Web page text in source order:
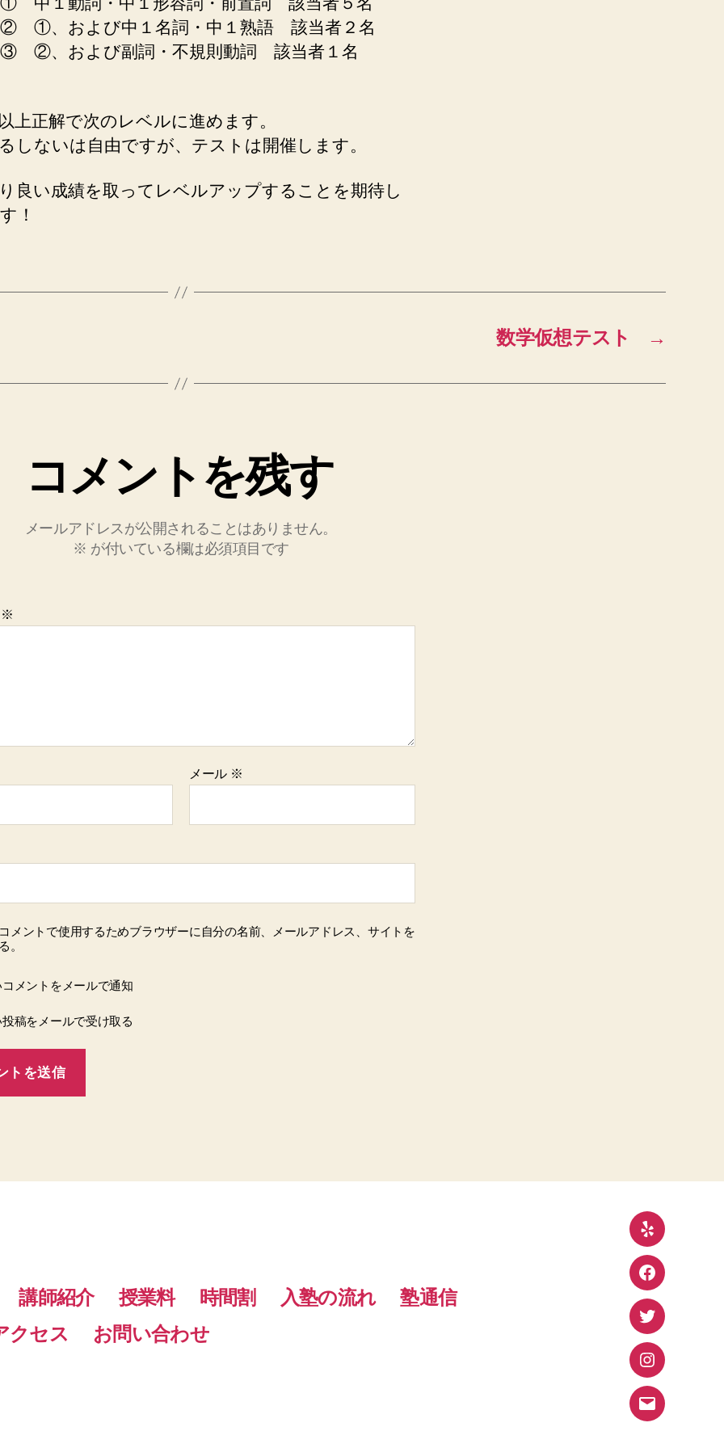
①、および中１名詞・中１熟語 該当者２名
②、および副詞・不規則動詞 該当者１名
上正解で次のレベルに進めます。
しないは自由ですが、テストは開催します。
良い成績を取ってレベルアップすることを期待し
！
→
数学仮想テスト
コメントを残す
メールアドレスが公開されることはありません。
※ が付いている欄は必須項目です
※
メール ※
メントで使用するためブラウザーに自分の名前、メールアドレス、サイトを
。
メントをメールで通知
稿をメールで受け取る
講師紹介 授業料 時間割 入塾の流れ
塾通信
クセス
お問い合わせ
Yelp
Facebook
Twitter
Instagram
メ